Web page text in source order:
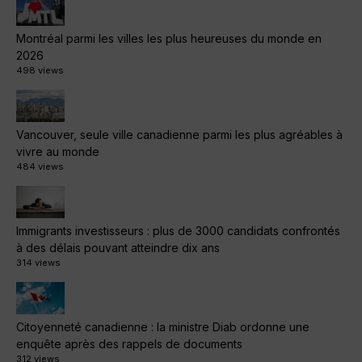
Montréal parmi les villes les plus heureuses du monde en
2026
498 views
Vancouver, seule ville canadienne parmi les plus agréables à
vivre au monde
484 views
Immigrants investisseurs : plus de 3000 candidats confrontés
à des délais pouvant atteindre dix ans
314 views
Citoyenneté canadienne : la ministre Diab ordonne une
enquête après des rappels de documents
312 views